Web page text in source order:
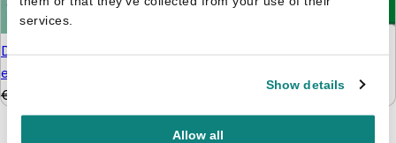
services.
Show details
Allow all
De tafelfabriek - Word
een wiskid
€
€4,99